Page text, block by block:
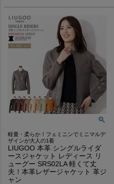
軽量・柔らか！フェミニンでミニマルデ
ザインが大人の1着
LIUGOO 本革 シングルライダ
ースジャケット レディース リ
ューグー SRS02LA 軽くて丈
夫！本革レザージャケット 革ジ
ャン